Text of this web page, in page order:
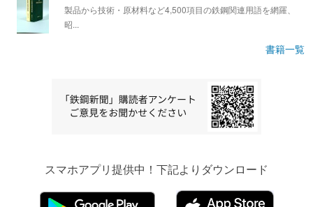
製品から技術・原材料など4,500項目の鉄鋼関連用語を網羅、
昭...
書籍一覧
スマホアプリ提供中！下記よりダウンロード